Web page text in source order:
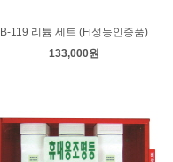
B-119 리튬 세트 (Fi성능인증품)
133,000원